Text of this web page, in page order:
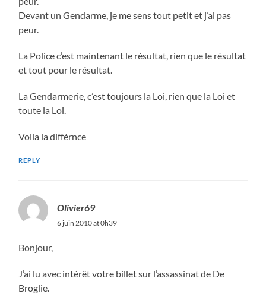
Devant un Gendarme, je me sens tout petit et j’ai pas
peur.
La Police c’est maintenant le résultat, rien que le résultat
et tout pour le résultat.
La Gendarmerie, c’est toujours la Loi, rien que la Loi et
toute la Loi.
Voila la différnce
REPLY
Olivier69
6 juin 2010 at 0h39
Bonjour,
J’ai lu avec intérêt votre billet sur l’assassinat de De
Broglie.